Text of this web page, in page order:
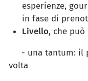
esperienze,
in fase di
Livello, che può
- una tantum: il
volta